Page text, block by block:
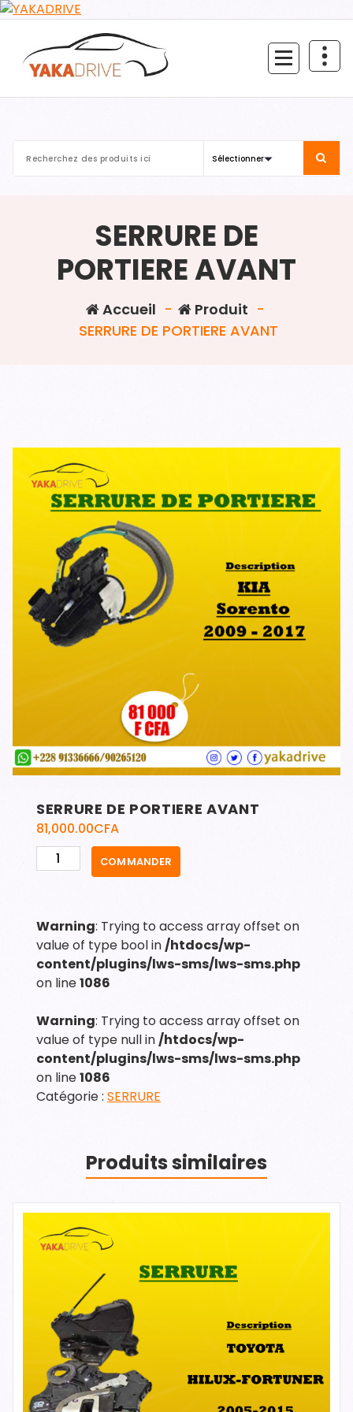
Aller
contenu
SERRURE DE
PORTIERE AVANT
Accueil - Produit -
SERRURE DE PORTIERE AVANT
SERRURE DE PORTIERE AVANT
81,000.00CFA
quantité
de
PORTIERE
AVANT
COMMANDER
Warning: Trying to access array offset on
value of type bool in/htdocs/wp-
content/plugins/lws-sms/lws-sms.php
on line1086
Warning: Trying to access array offset on
value of type null in/htdocs/wp-
content/plugins/lws-sms/lws-sms.php
on line1086
Catégorie : SERRURE
Produits similaires